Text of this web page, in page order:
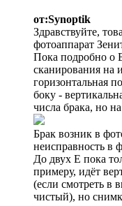
от:Synoptik
Здравствуйте,
фотоаппарат
Пока подробно о
сканирования на
горизонтальная
боку -
числа брака, но
Брак возник в
неисправность в
До двух Е пока
примеру, идёт
(если смотреть в
чистый), но